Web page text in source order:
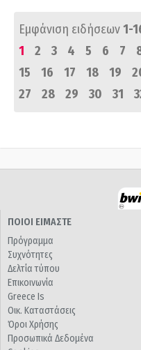
Εμφάνιση ειδήσεων1-
1
2 3 4 5 6 7
15
16 17 18 19
27
28 29 30 31
ΠΟΙΟΙ ΕΙΜΑΣΤΕ
Πρόγραμμα
Συχνότητες
Δελτία τύπου
Επικοινωνία
Greece Is
Οικ. Καταστάσεις
Όροι Χρήσης
Προσωπικά Δεδομένα